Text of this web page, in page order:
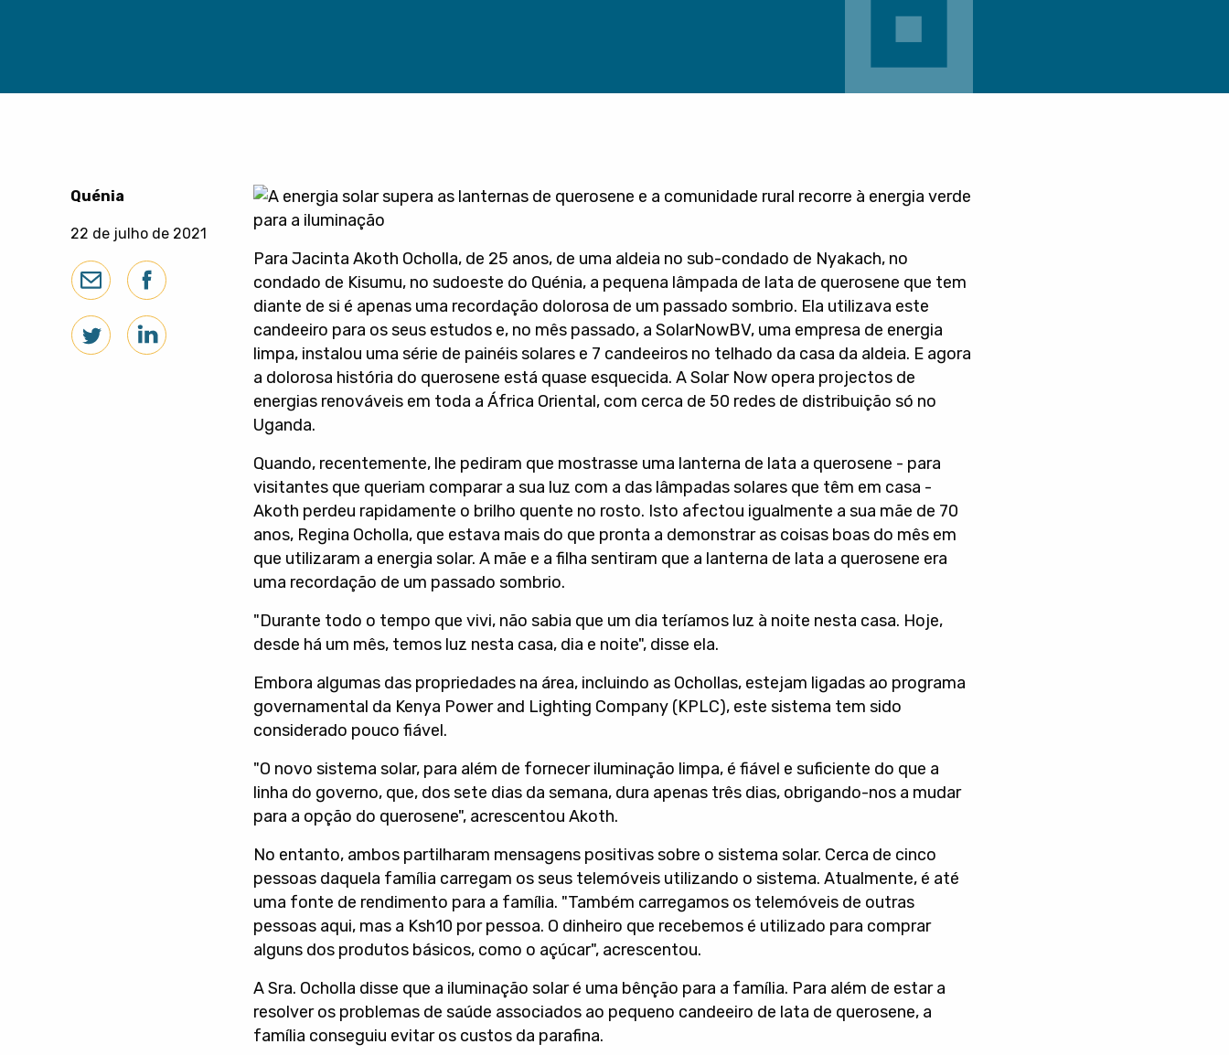
Quénia
22 de julho de 2021
Para Jacinta Akoth Ocholla, de 25 anos, de uma aldeia no sub-condado de Nyakach, no
condado de Kisumu, no sudoeste do Quénia, a pequena lâmpada de lata de querosene que tem
diante de si é apenas uma recordação dolorosa de um passado sombrio. Ela utilizava este
candeeiro para os seus estudos e, no mês passado, a SolarNowBV, uma empresa de energia
limpa, instalou uma série de painéis solares e 7 candeeiros no telhado da casa da aldeia. E agora
a dolorosa história do querosene está quase esquecida. A Solar Now opera projectos de
energias renováveis em toda a África Oriental, com cerca de 50 redes de distribuição só no
Uganda.
Quando, recentemente, lhe pediram que mostrasse uma lanterna de lata a querosene - para
visitantes que queriam comparar a sua luz com a das lâmpadas solares que têm em casa -
Akoth perdeu rapidamente o brilho quente no rosto. Isto afectou igualmente a sua mãe de 70
anos, Regina Ocholla, que estava mais do que pronta a demonstrar as coisas boas do mês em
que utilizaram a energia solar. A mãe e a filha sentiram que a lanterna de lata a querosene era
uma recordação de um passado sombrio.
"Durante todo o tempo que vivi, não sabia que um dia teríamos luz à noite nesta casa. Hoje,
desde há um mês, temos luz nesta casa, dia e noite", disse ela.
Embora algumas das propriedades na área, incluindo as Ochollas, estejam ligadas ao programa
governamental da Kenya Power and Lighting Company (KPLC), este sistema tem sido
considerado pouco fiável.
"O novo sistema solar, para além de fornecer iluminação limpa, é fiável e suficiente do que a
linha do governo, que, dos sete dias da semana, dura apenas três dias, obrigando-nos a mudar
para a opção do querosene", acrescentou Akoth.
No entanto, ambos partilharam mensagens positivas sobre o sistema solar. Cerca de cinco
pessoas daquela família carregam os seus telemóveis utilizando o sistema. Atualmente, é até
uma fonte de rendimento para a família. "Também carregamos os telemóveis de outras
pessoas aqui, mas a Ksh10 por pessoa. O dinheiro que recebemos é utilizado para comprar
alguns dos produtos básicos, como o açúcar", acrescentou.
A Sra. Ocholla disse que a iluminação solar é uma bênção para a família. Para além de estar a
resolver os problemas de saúde associados ao pequeno candeeiro de lata de querosene, a
família conseguiu evitar os custos da parafina.